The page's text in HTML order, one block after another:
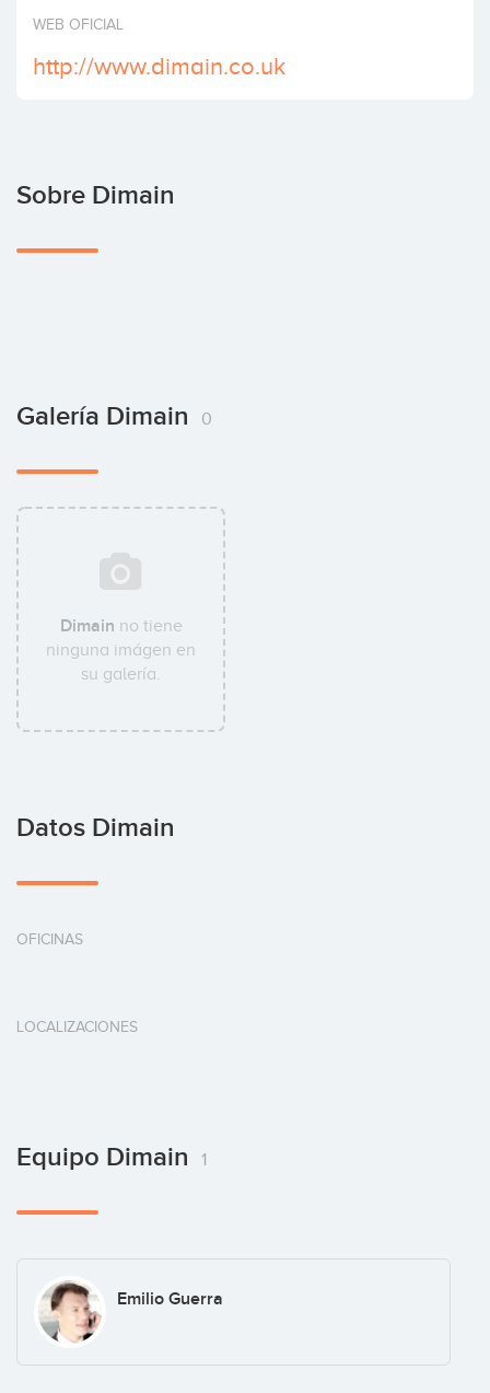
Invertir
WEB OFICIAL
http://www.dimain.co.uk
Sobre Dimain
Galería Dimain 0
Dimain no tiene
ninguna imágen en
su galería.
Datos Dimain
OFICINAS
LOCALIZACIONES
Equipo Dimain 1
Emilio Guerra